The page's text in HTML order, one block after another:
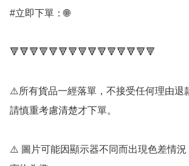
#立即下單：🌐
🔻🔻🔻🔻🔻🔻🔻🔻🔻🔻🔻🔻🔻🔻🔻
⚠️所有貨品一經落單，不接受任何理由退
請慎重考慮清楚才下單。
⚠️ 圖片可能因顯示器不同而出現色差情況